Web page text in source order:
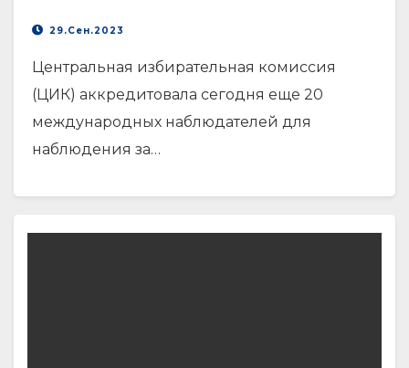
29.Сен.2023
Центральная избирательная комиссия
(ЦИК) аккредитовала сегодня еще 20
международных наблюдателей для
наблюдения за…